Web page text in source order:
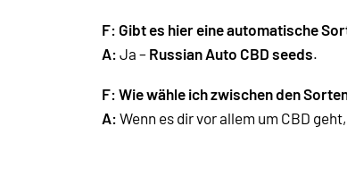
F: Gibt es hier eine automatische
A: Ja – Russian Auto CBD seeds.
F: Wie wähle ich zwischen den
A: Wenn es dir vor allem um CBD